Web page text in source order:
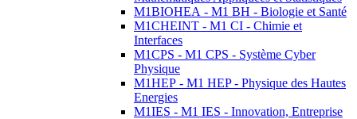
M1BIOHEA - M1 BH - Biologie et Santé
M1CHEINT - M1 CI - Chimie et
Interfaces
M1CPS - M1 CPS - Système Cyber
Physique
M1HEP - M1 HEP - Physique des Hautes
Energies
M1IES - M1 IES - Innovation, Entreprise